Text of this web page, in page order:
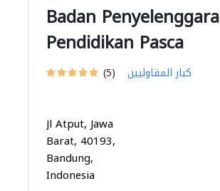
Badan Penyelenggara
Pendidikan Pasca
(5) كبار المقاوليين
Jl Atput, Jawa
Barat, 40193,
Bandung,
Indonesia